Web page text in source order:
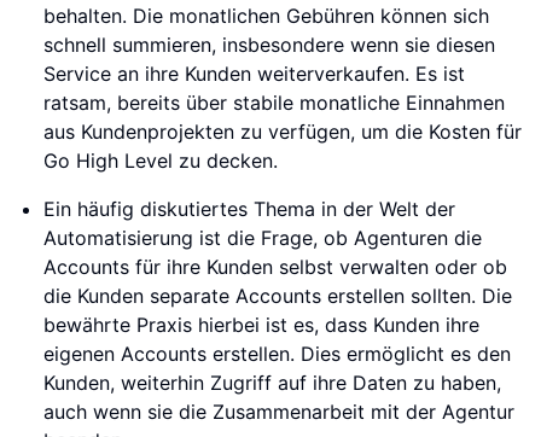
behalten. Die monatlichen Gebühren können sich
schnell summieren, insbesondere wenn sie diesen
Service an ihre Kunden weiterverkaufen. Es ist
ratsam, bereits über stabile monatliche Einnahmen
aus Kundenprojekten zu verfügen, um die Kosten für
Go High Level zu decken.
Ein häufig diskutiertes Thema in der Welt der
Automatisierung ist die Frage, ob Agenturen die
Accounts für ihre Kunden selbst verwalten oder ob
die Kunden separate Accounts erstellen sollten. Die
bewährte Praxis hierbei ist es, dass Kunden ihre
eigenen Accounts erstellen. Dies ermöglicht es den
Kunden, weiterhin Zugriff auf ihre Daten zu haben,
auch wenn sie die Zusammenarbeit mit der Agentur